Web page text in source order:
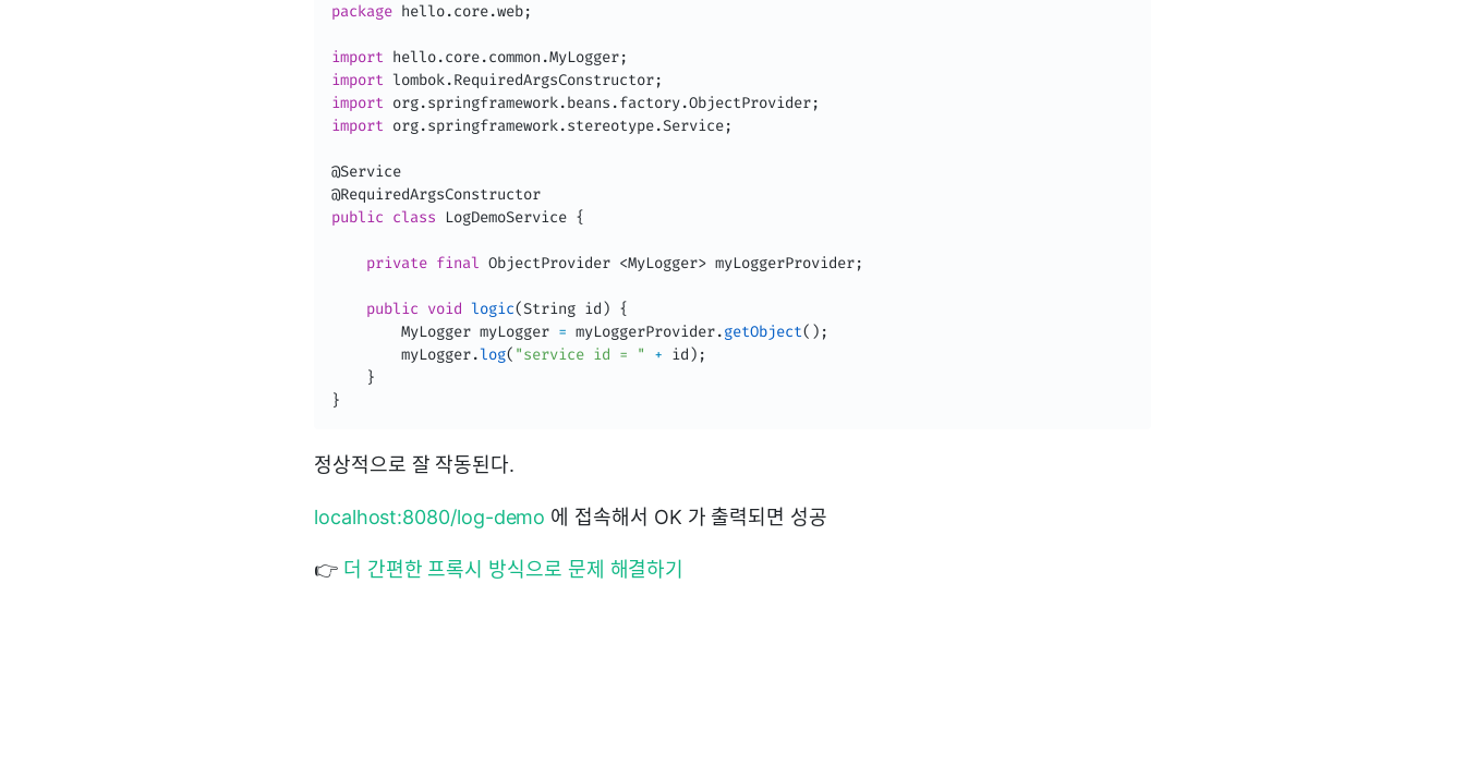
package hello.core.web;
import hello.core.common .MyLogger;
import lombok.RequiredArgsConstructor;
import org.springframework.beans .factory.ObjectProvider;
import org.springframework.stereotype.Service;
@Service
@RequiredArgsConstructor
public class LogDemoService {
private final ObjectProvider <MyLogger> myLoggerProvider;
public void logic(String id ) {
MyLogger myLogger = myLoggerProvider.getObject( ) ;
        myLogger
.log( "service id = " + id ) ;
}
}
정상적으로 잘 작동된다.
localhost:8080/log-demo 에 접속해서 OK 가 출력되면 성공
👉 더 간편한 프록시 방식으로 문제 해결하기